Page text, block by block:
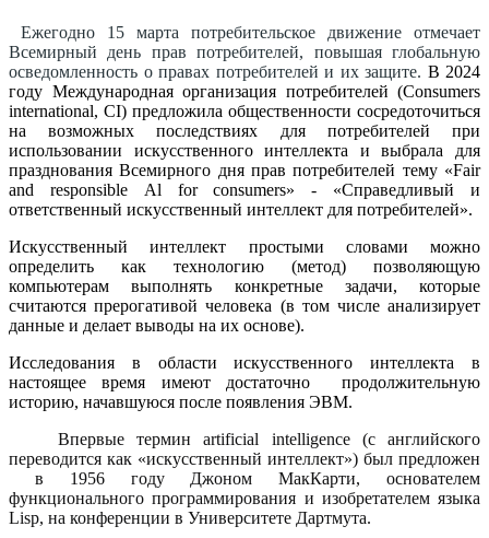
Ежегодно 15 марта потребительское движение отмечает
Всемирный день прав потребителей, повышая глобальную
осведомленность о правах потребителей и их защите. В 2024
году Международная организация потребителей (Consumers
international, СI) предложила общественности сосредоточиться
на возможных последствиях для потребителей при
использовании искусственного интеллекта и выбрала для
празднования Всемирного дня прав потребителей тему «Fair
and responsible Al for consumers» - «Справедливый и
ответственный искусственный интеллект для потребителей».
Искусственный интеллект простыми словами можно
определить как технологию (метод) позволяющую
компьютерам выполнять конкретные задачи, которые
считаются прерогативой человека (в том числе анализирует
данные и делает выводы на их основе).
Исследования в области искусственного интеллекта в
настоящее время имеют достаточно продолжительную
историю, начавшуюся после появления ЭВМ.
Впервые термин artificial intelligence (с английского
переводится как «искусственный интеллект») был предложен
в 1956 году Джоном МакКарти, основателем
функционального программирования и изобретателем языка
Lisp, на конференции в Университете Дартмута.